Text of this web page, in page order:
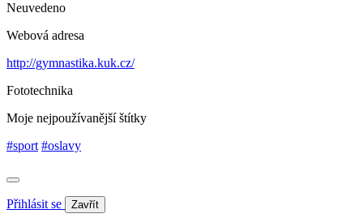
Neuvedeno
Webová adresa
http://gymnastika.kuk.cz/
Fototechnika
Moje nejpoužívanější štítky
#sport #oslavy
Přihlásit se Zavřít